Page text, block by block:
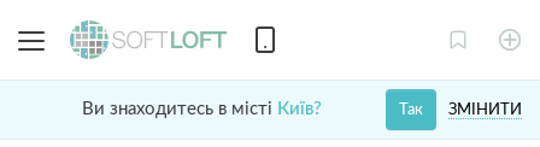
Ви знаходитесь в місті Київ? ЗМІНИТИ
Так